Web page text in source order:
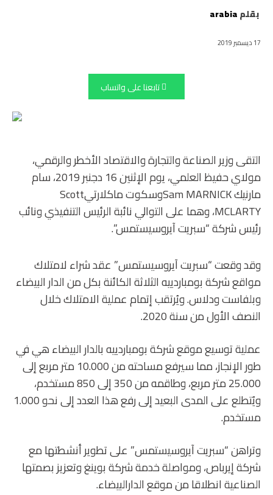
بقلمarabia
17 ديسمبر 2019
تابعنا على واتساب
التقى وزير الصناعة والتجارة والاقتصاد الأخطر والرقمي،
مولاي حفيظ العلمي، يوم الإثنين 16 دجنبر 2019، سام
مارنيك Sam MARNICKوسكوت ماكلارتيScott
MCLARTY، وهما على التوالي نائبة الرئيس التنفيذي ونائب
رئيس شركة “سبريت آيروسيستمس”.
وقد وقعت “سبريت آيروسيستمس” عقد شراء لامتلاك
مواقع شركة بومباردييه الثلاثة الكائنة بكل من الدار البيضاء
وبلفاست ودلاس. ويُرتقب إتمام عملية الامتلاك خلال
النصف الأول من سنة 2020.
عملية توسيع موقع شركة بومباردييه بالدار البيضاء هي في
طور الإنجاز، مما سيرفع مساحته من 10.000 متر مربع إلى
25.000 متر مربع، وطاقمه من 350 إلى 850 مستخدم،
ويُتطلع على المدى البعيد إلى رفع هذا العدد إلى نحو 1.000
مستخدم.
وتراهن “سبريت آيروسيستمس” على تطوير أنشطتها مع
شركة إيرباص، ومواصلة خدمة شركة بوينغ وتعزيز بصمتها
الصناعية انطلاقا من موقع الدارالبيضاء.